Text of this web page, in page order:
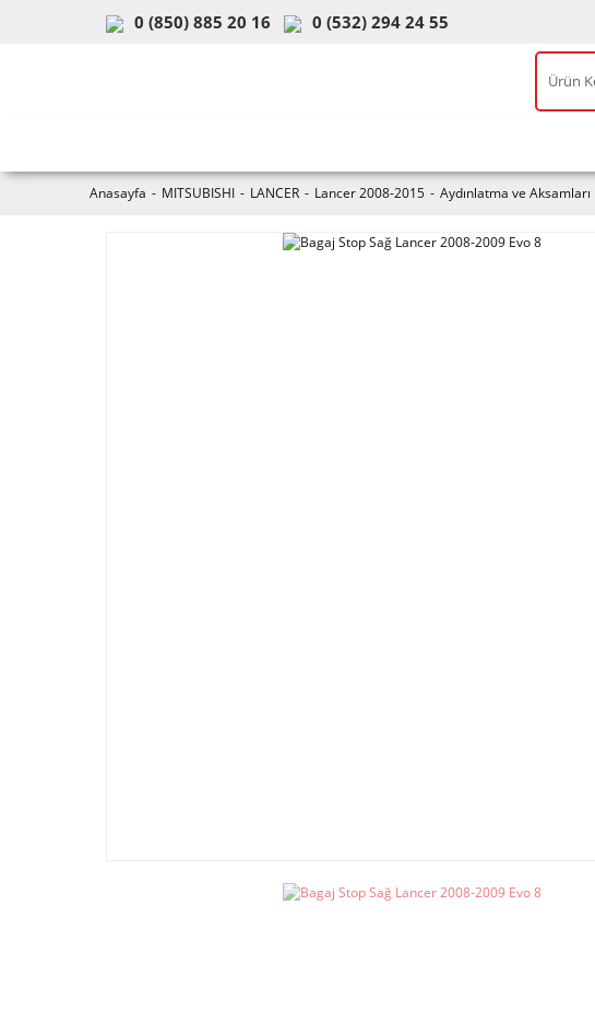
0 (850) 885 20 16 0 (532) 294 24 55
Anasayfa MITSUBISHI LANCER Lancer 2008-2015 Aydınlatma ve Aksamları